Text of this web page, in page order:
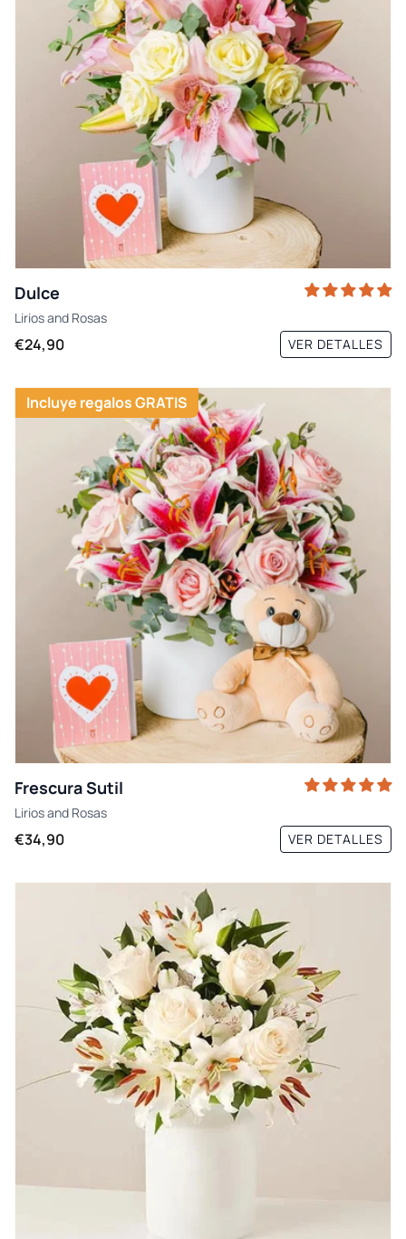
Dulce
Liriosand Rosas
€24,90 VER DETALLES
Incluye regalos GRATIS
Frescura Sutil
Liriosand Rosas
€34,90 VER DETALLES